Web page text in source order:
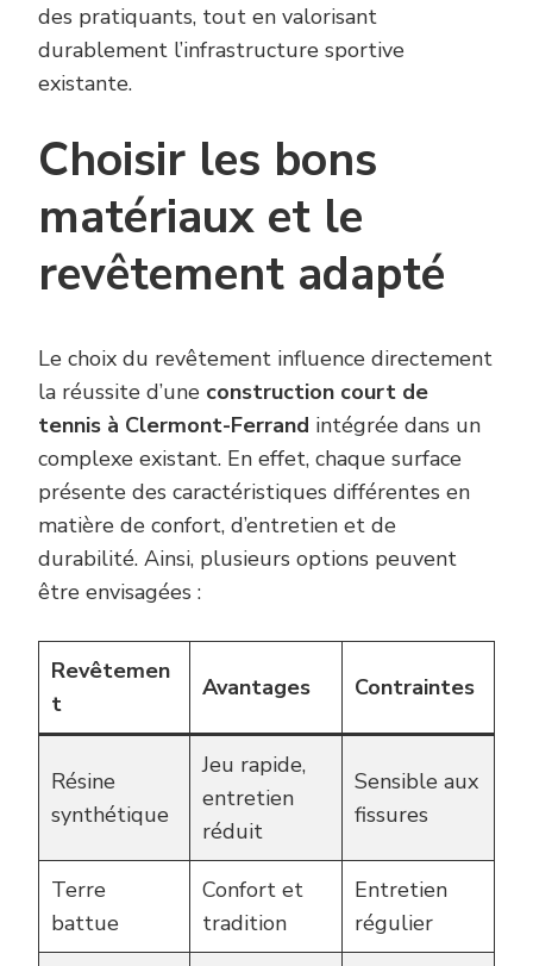
des pratiquants, tout en valorisant
durablement l’infrastructure sportive
existante.
Choisir les bons
matériaux et le
revêtement adapté
Le choix du revêtement influence directement
la réussite d’une construction court de
tennis à Clermont-Ferrand intégrée dans un
complexe existant. En effet, chaque surface
présente des caractéristiques différentes en
matière de confort, d’entretien et de
durabilité. Ainsi, plusieurs options peuvent
être envisagées :
Revêtemen
t
Avantages Contraintes
Résine
synthétique
Jeu rapide,
entretien
réduit
Sensible aux
fissures
Terre
battue
Confort et
tradition
Entretien
régulier